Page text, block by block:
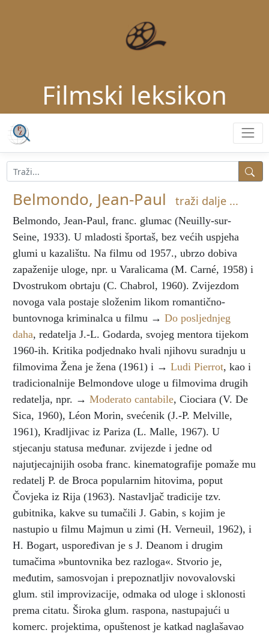
Filmski leksikon
Belmondo, Jean-Paul traži dalje ...
Belmondo, Jean-Paul, franc. glumac (Neuilly-sur-
Seine, 1933). U mladosti športaš, bez većih uspjeha
glumi u kazalištu. Na filmu od 1957., ubrzo dobiva
zapaženije uloge, npr. u Varalicama (M. Carné, 1958) i
Dvostrukom obrtaju (C. Chabrol, 1960). Zvijezdom
novoga vala postaje složenim likom romantično-
buntovnoga kriminalca u filmu → Do posljednjeg
daha, redatelja J.-L. Godarda, svojeg mentora tijekom
1960-ih. Kritika podjednako hvali njihovu suradnju u
filmovima Žena je žena (1961) i → Ludi Pierrot, kao i
tradicionalnije Belmondove uloge u filmovima drugih
redatelja, npr. → Moderato cantabile, Ciociara (V. De
Sica, 1960), Léon Morin, svećenik (J.-P. Melville,
1961), Kradljivac iz Pariza (L. Malle, 1967). U
stjecanju statusa međunar. zvijezde i jedne od
najutjecajnijih osoba franc. kinematografije pomaže mu
redatelj P. de Broca popularnim hitovima, poput
Čovjeka iz Rija (1963). Nastavljač tradicije tzv.
gubitnika, kakve su tumačili J. Gabin, s kojim je
nastupio u filmu Majmun u zimi (H. Verneuil, 1962), i
H. Bogart, uspoređivan je s J. Deanom i drugim
tumačima »buntovnika bez razloga«. Stvorio je,
međutim, samosvojan i prepoznatljiv novovalovski
glum. stil improvizacije, odmaka od uloge i sklonosti
prema citatu. Široka glum. raspona, nastupajući u
komerc. projektima, opuštenost je katkad naglašavao